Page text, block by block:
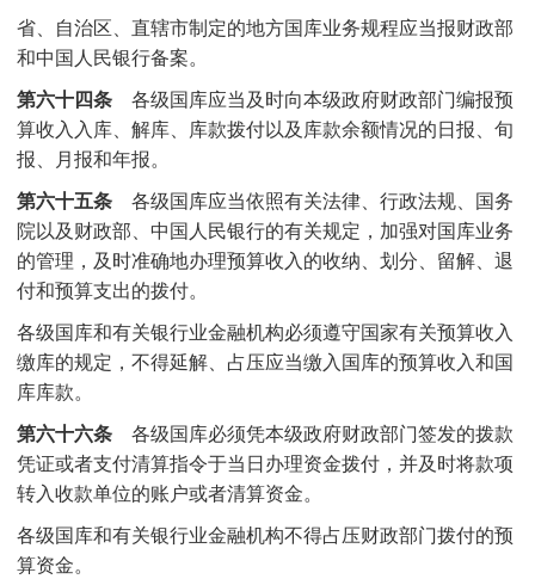
省、自治区、直辖市制定的地方国库业务规程应当报财政部
和中国人民银行备案。
第六十四条各级国库应当及时向本级政府财政部门编报预
算收入入库、解库、库款拨付以及库款余额情况的日报、旬
报、月报和年报。
第六十五条各级国库应当依照有关法律、行政法规、国务
院以及财政部、中国人民银行的有关规定，加强对国库业务
的管理，及时准确地办理预算收入的收纳、划分、留解、退
付和预算支出的拨付。
各级国库和有关银行业金融机构必须遵守国家有关预算收入
缴库的规定，不得延解、占压应当缴入国库的预算收入和国
库库款。
第六十六条各级国库必须凭本级政府财政部门签发的拨款
凭证或者支付清算指令于当日办理资金拨付，并及时将款项
转入收款单位的账户或者清算资金。
各级国库和有关银行业金融机构不得占压财政部门拨付的预
算资金。